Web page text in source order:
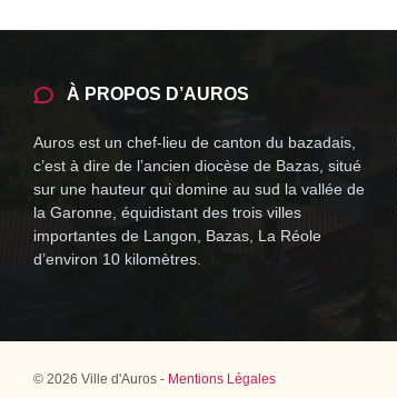
À PROPOS D’AUROS
Auros est un chef-lieu de canton du bazadais,
c’est à dire de l’ancien diocèse de Bazas, situé
sur une hauteur qui domine au sud la vallée de
la Garonne, équidistant des trois villes
importantes de Langon, Bazas, La Réole
d’environ 10 kilomètres.
© 2026 Ville d'Auros - Mentions Légales